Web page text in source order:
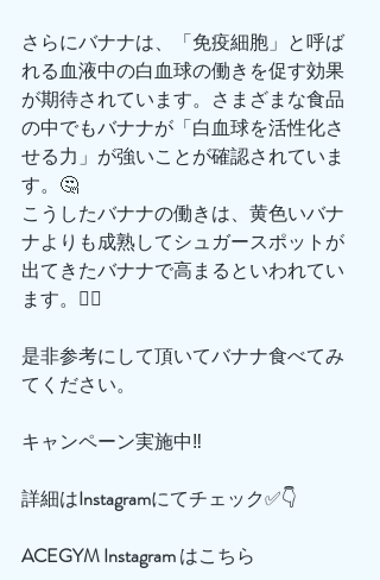
さらにバナナは、「免疫細胞」と呼ば
れる血液中の白血球の働きを促す効果
が期待されています。さまざまな食品
の中でもバナナが「白血球を活性化さ
せる力」が強いことが確認されていま
す。🤔
こうしたバナナの働きは、黄色いバナ
ナよりも成熟してシュガースポットが
出てきたバナナで高まるといわれてい
ます。🙆‍♂️
是非参考にして頂いてバナナ食べてみ
てください。
キャンペーン実施中‼️
詳細はInstagramにてチェック✅👇
ACEGYMInstagram はこちら